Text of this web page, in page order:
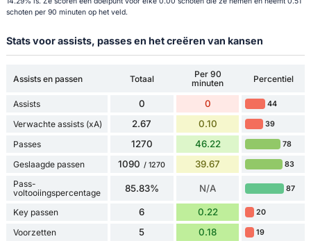
schoten per 90 minuten op het veld.
Stats voor assists, passes en het creëren van kansen
Assists en passen Totaal
Per 90
minuten
Percentiel
Assists 0 0 44
Verwachte assists (xA) 2.67 0.10 39
Passes 1270 46.22 78
Geslaagde passen 1090 / 1270 39.67 83
Pass-
voltooiingspercentage
85.83% N/A 87
Key passen 6 0.22 20
Voorzetten 5 0.18 19